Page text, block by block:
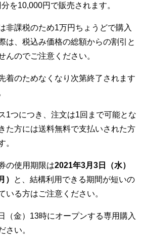
を10,000円で販売されます。
非課税のため1万円ちょうどで購入
は、税込み価格の総額からの割引と
んのでご注意ください。
着のためなくなり次第終了されます
1つにつき、注文は1回まで可能とな
た方には送料無料で支払いされた方
。
の使用期限は2021年3月3日（水）
）
と、結構利用できる期間が短いの
いる方はご注意ください。
（金）13時にオープンする専用購入
さい。